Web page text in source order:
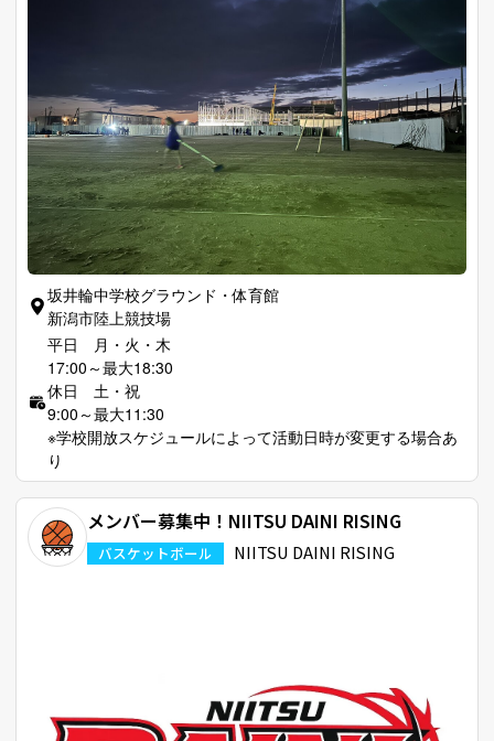
坂井輪中学校グラウンド・体育館
新潟市陸上競技場
平日 月・火・木
17:00～最大18:30
休日 土・祝
9:00～最大11:30
※学校開放スケジュールによって活動日時が変更する場合あ
り
メンバー募集中！NIITSU DAINI RISING
バスケットボール NIITSU DAINI RISING